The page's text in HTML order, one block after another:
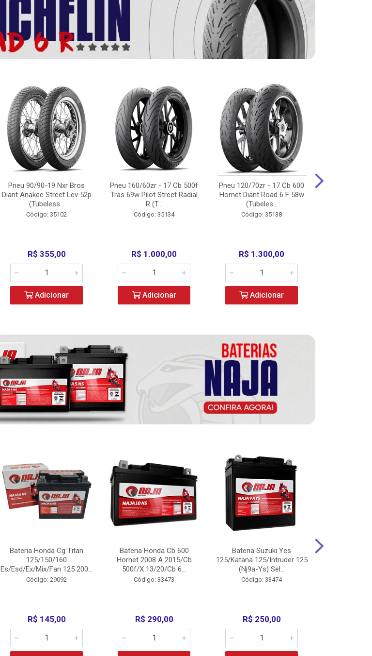
Pneu 90/90-19 Nxr Bros
Diant Anakee Street Lev 52p
(Tubeless...
Código: 35102
R$ 355,00
Adicionar
Pneu 160/60zr - 17 Cb 500f
Tras 69w Pilot Street Radial
R (T...
Código: 35134
R$ 1.000,00
Adicionar
Pneu 120/70zr - 17 Cb 600
Hornet Diant Road 6 F 58w
(Tubeles...
Código: 35138
R$ 1.300,00
Adicionar
Bateria Honda Cg Titan
125/150/160
Es/Esd/Ex/Mix/Fan 125 200...
Código: 29092
R$ 145,00
Bateria Honda Cb 600
Hornet 2008 A 2015/Cb
500f/X 13/20/Cb 6...
Código: 33473
R$ 290,00
Bateria Suzuki Yes
125/Katana 125/Intruder 125
(Nj9a-Ys) Sel...
Código: 33474
R$ 250,00